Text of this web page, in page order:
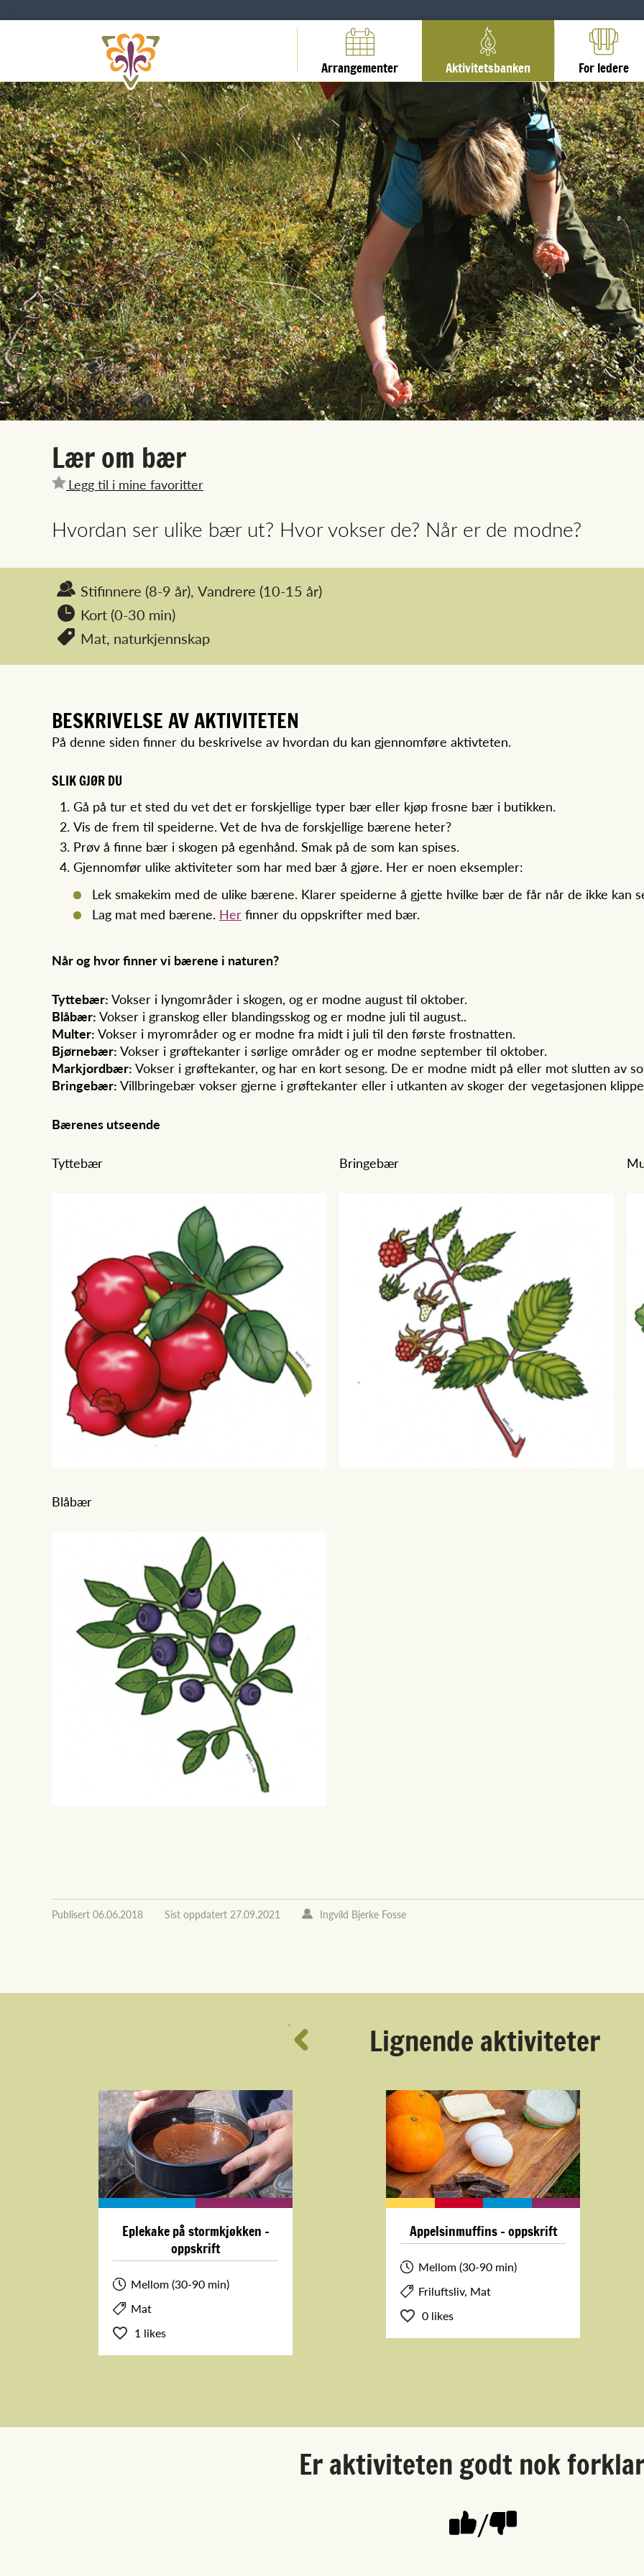
Arrangementer Aktivitetsbanken For ledere
Lær om bær
Legg til i mine favoritter
Hvordan ser ulike bær ut? Hvor vokser de? Når er de modne?
Stifinnere (8-9 år), Vandrere (10-15 år)
Kort (0-30 min)
Mat, naturkjennskap
BESKRIVELSE AV AKTIVITETEN
På denne siden finner du beskrivelse av hvordan du kan gjennomføre aktivteten.
SLIK GJØR DU
Gå på tur et sted du vet det er forskjellige typer bær eller kjøp frosne bær i butikken.
Vis de frem til speiderne. Vet de hva de forskjellige bærene heter?
Prøv å finne bær i skogen på egenhånd. Smak på de som kan spises.
Gjennomfør ulike aktiviteter som har med bær å gjøre. Her er noen eksempler:
Lek smakekim med de ulike bærene. Klarer speiderne å gjette hvilke bær de får når de ikke kan
Lag mat med bærene. Her finner du oppskrifter med bær.
Når og hvor finner vi bærene i naturen?
Tyttebær: Vokser i lyngområder i skogen, og er modne august til oktober.
Blåbær: Vokser i granskog eller blandingsskog og er modne juli til august..
Multer: Vokser i myrområder og er modne fra midt i juli til den første frostnatten.
Bjørnebær: Vokser i grøftekanter i sørlige områder og er modne september til oktober.
Markjordbær: Vokser i grøftekanter, og har en kort sesong. De er modne midt på eller mot slutten av
Bringebær: Villbringebær vokser gjerne i grøftekanter eller i utkanten av skoger der vegetasjonen
Bærenes utseende
Tyttebær
Blåbær
Bringebær
Publisert 06.06.2018 Sist oppdatert 27.09.2021 Ingvild Bjerke Fosse
´ Lignende aktiviteter
Eplekake på stormkjøkken -
oppskrift
Mellom (30-90 min)
Mat
1 likes
Appelsinmuffins - oppskrift
Mellom (30-90 min)
Friluftsliv, Mat
0 likes
Er aktiviteten godt nok
/